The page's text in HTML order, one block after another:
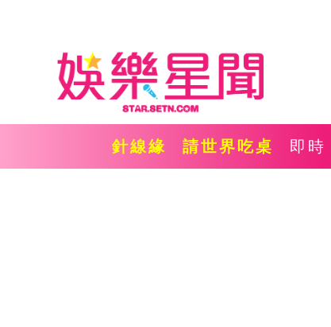
針線緣 請世界吃桌 即時